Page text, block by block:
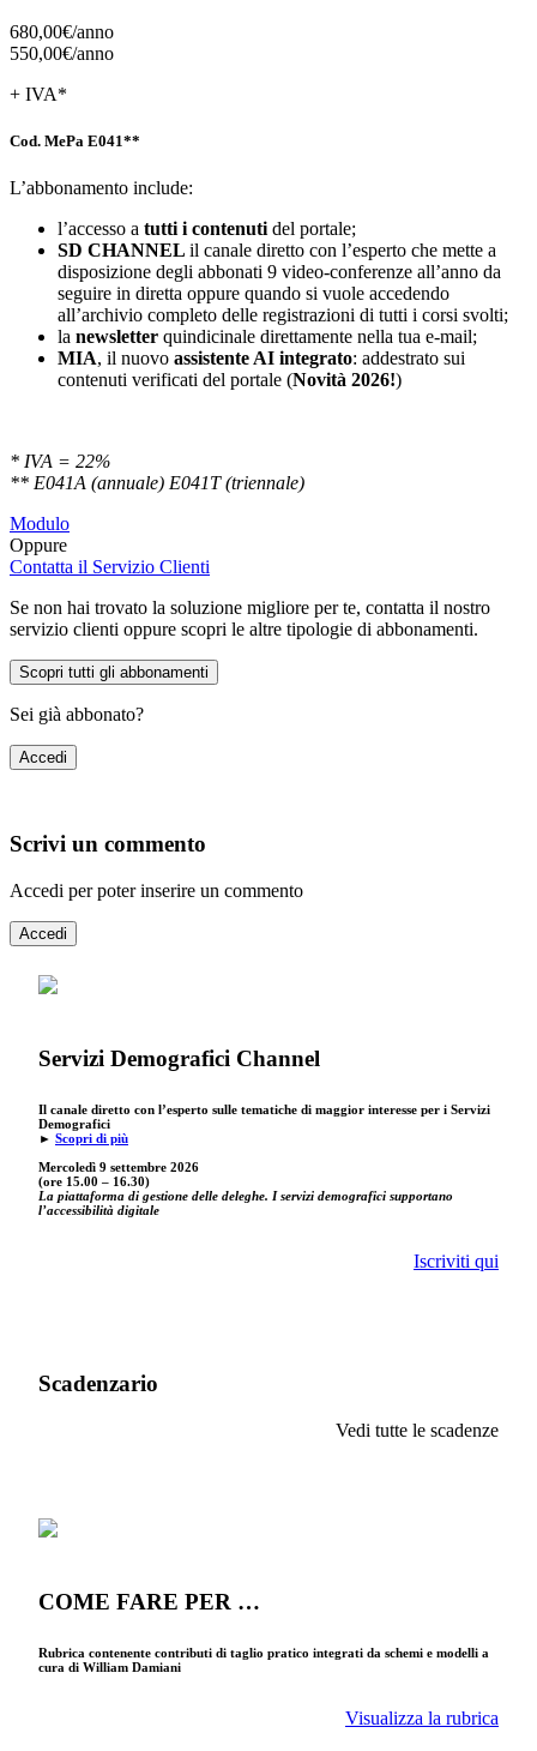
680,00€/anno
550,00€/anno
+ IVA*
Cod. MePa E041**
L’abbonamento include:
l’accesso a tutti i contenutidel portale;
SD CHANNEL il canale diretto con l’esperto che mette a
disposizione degli abbonati 9 video-conferenze all’anno da
seguire in diretta oppure quando si vuole accedendo
all’archivio completo delle registrazioni di tutti i corsi svolti;
la newsletter quindicinale direttamente nella tua e-mail;
MIA, il nuovo assistente AI integrato: addestrato sui
contenuti verificati del portale (Novità 2026!)
* IVA = 22%
** E041A (annuale) E041T (triennale)
Modulo
Oppure
Contatta il Servizio Clienti
Se non hai trovato la soluzione migliore per te, contatta il nostro
servizio clienti oppure scopri le altre tipologie di abbonamenti.
Scopri tutti gli abbonamenti
Sei già abbonato?
Accedi
Scrivi un commento
Accedi per poter inserire un commento
Accedi
Servizi Demografici Channel
Il canale diretto con l’esperto sulle tematiche di maggior interesse per i Servizi
Demografici
► Scopri di più
Mercoledì 9 settembre 2026
(ore 15.00 – 16.30)
La piattaforma di gestione delle deleghe. I servizi demografici supportano
l’accessibilità digitale
Iscriviti qui
Scadenzario
Vedi tutte le scadenze
COME FARE PER …
Rubrica contenente contributi di taglio pratico integrati da schemi e modelli a
cura di William Damiani
Visualizza la rubrica